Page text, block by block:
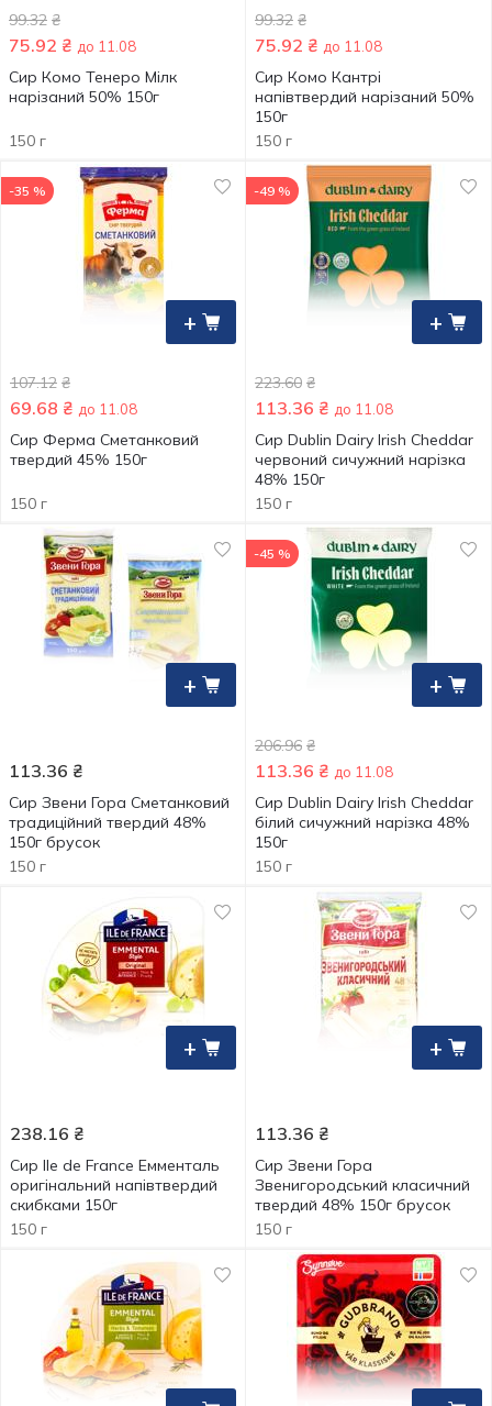
99.32 ₴
75.92 ₴ до 11.08
Сир Комо Тенеро Мілк
нарізаний 50% 150г
150 г
99.32 ₴
75.92 ₴ до 11.08
Сир Комо Кантрі
напівтвердий нарізаний 50%
150г
150 г
+
-35 %
107.12 ₴
69.68 ₴ до 11.08
Сир Ферма Сметанковий
твердий 45% 150г
150 г
+
-49 %
223.60 ₴
113.36 ₴ до 11.08
Сир Dublin Dairy Irish Cheddar
червоний сичужний нарізка
48% 150г
150 г
+
113.36 ₴
Сир Звени Гора Сметанковий
традиційний твердий 48%
150г брусок
150 г
+
-45 %
206.96 ₴
113.36 ₴ до 11.08
Сир Dublin Dairy Irish Cheddar
білий сичужний нарізка 48%
150г
150 г
+
238.16 ₴
Сир Ile de France Емменталь
оригінальний напівтвердий
скибками 150г
150 г
+
113.36 ₴
Сир Звени Гора
Звенигородський класичний
твердий 48% 150г брусок
150 г